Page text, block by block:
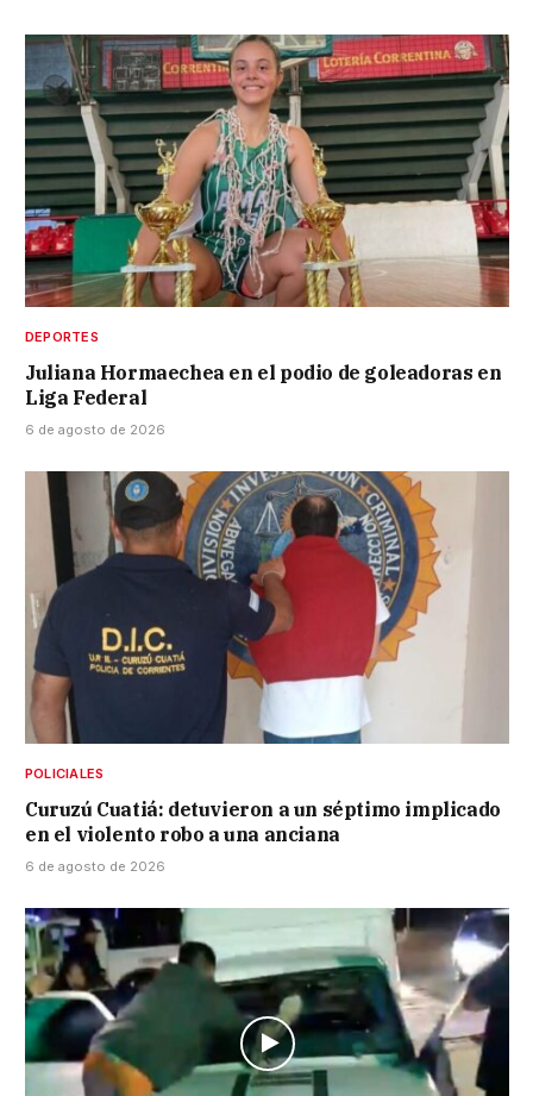
DEPORTES
Juliana Hormaechea en el podio de goleadoras en
Liga Federal
6 de agosto de 2026
POLICIALES
Curuzú Cuatiá: detuvieron a un séptimo implicado
en el violento robo a una anciana
6 de agosto de 2026